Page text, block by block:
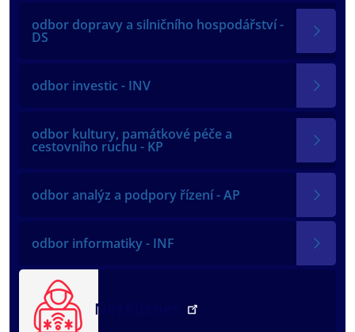
odbor dopravy a silničního hospodářství -
DS
odbor investic - INV
odbor kultury, památkové péče a
cestovního ruchu - KP
odbor analýz a podpory řízení - AP
odbor informatiky - INF
NežKlikneš